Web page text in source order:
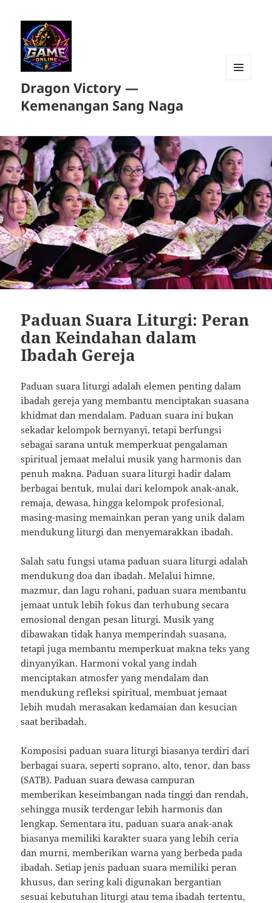
Dragon Victory —
Kemenangan Sang Naga
Paduan Suara Liturgi: Peran
dan Keindahan dalam
Ibadah Gereja
Paduan suara liturgi adalah elemen penting dalam
ibadah gereja yang membantu menciptakan suasana
khidmat dan mendalam. Paduan suara ini bukan
sekadar kelompok bernyanyi, tetapi berfungsi
sebagai sarana untuk memperkuat pengalaman
spiritual jemaat melalui musik yang harmonis dan
penuh makna. Paduan suara liturgi hadir dalam
berbagai bentuk, mulai dari kelompok anak-anak,
remaja, dewasa, hingga kelompok profesional,
masing-masing memainkan peran yang unik dalam
mendukung liturgi dan menyemarakkan ibadah.
Salah satu fungsi utama paduan suara liturgi adalah
mendukung doa dan ibadah. Melalui himne,
mazmur, dan lagu rohani, paduan suara membantu
jemaat untuk lebih fokus dan terhubung secara
emosional dengan pesan liturgi. Musik yang
dibawakan tidak hanya memperindah suasana,
tetapi juga membantu memperkuat makna teks yang
dinyanyikan. Harmoni vokal yang indah
menciptakan atmosfer yang mendalam dan
mendukung refleksi spiritual, membuat jemaat
lebih mudah merasakan kedamaian dan kesucian
saat beribadah.
Komposisi paduan suara liturgi biasanya terdiri dari
berbagai suara, seperti soprano, alto, tenor, dan bass
(SATB). Paduan suara dewasa campuran
memberikan keseimbangan nada tinggi dan rendah,
sehingga musik terdengar lebih harmonis dan
lengkap. Sementara itu, paduan suara anak-anak
biasanya memiliki karakter suara yang lebih ceria
dan murni, memberikan warna yang berbeda pada
ibadah. Setiap jenis paduan suara memiliki peran
khusus, dan sering kali digunakan bergantian
sesuai kebutuhan liturgi atau tema ibadah tertentu,